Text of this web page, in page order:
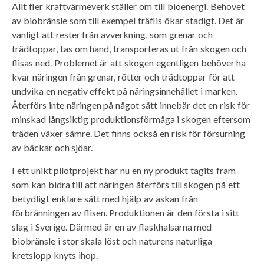
Allt fler kraftvärmeverk ställer om till bioenergi. Behovet
av biobränsle som till exempel träflis ökar stadigt. Det är
vanligt att rester från avverkning, som grenar och
trädtoppar, tas om hand, transporteras ut från skogen och
flisas ned. Problemet är att skogen egentligen behöver ha
kvar näringen från grenar, rötter och trädtoppar för att
undvika en negativ effekt på näringsinnehållet i marken.
Återförs inte näringen på något sätt innebär det en risk för
minskad långsiktig produktionsförmåga i skogen eftersom
träden växer sämre. Det finns också en risk för försurning
av bäckar och sjöar.
I ett unikt pilotprojekt har nu en ny produkt tagits fram
som kan bidra till att näringen återförs till skogen på ett
betydligt enklare sätt med hjälp av askan från
förbränningen av flisen. Produktionen är den första i sitt
slag i Sverige. Därmed är en av flaskhalsarna med
biobränsle i stor skala löst och naturens naturliga
kretslopp knyts ihop.